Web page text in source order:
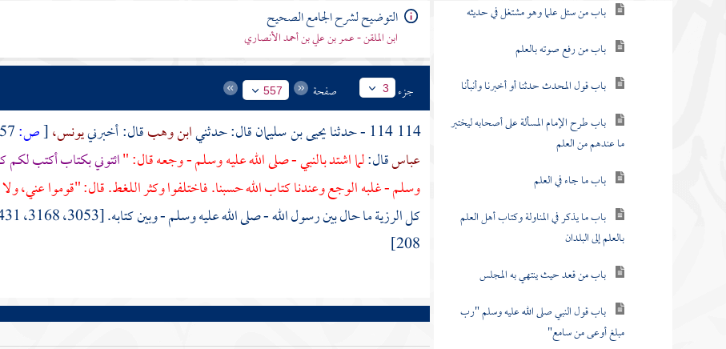
باب من سئل علما وهو مشتغل في حديثه
باب من رفع صوته بالعلم
باب قول المحدث حدثنا أو أخبرنا وأنبأنا
باب طرح الإمام المسألة على أصحابه ليختبر
ما عندهم من العلم
باب ما جاء في العلم
باب ما يذكر في المناولة وكتاب أهل العلم
بالعلم إلى البلدان
باب من قعد حيث ينتهي به المجلس
باب قول النبي صلى الله عليه وسلم "رب
مبلغ أوعى من سامع"
التوضيح لشرح الجامع الصحيح
ابن الملقن - عمر بن علي بن أحمد الأنصاري
جزء 3 صفحة 557
114 114 - حدثنا يحيى بن سليمانقال: حدثنيابن وهبقال: أخبرنييونس،[ص:
عباسقال:لما اشتد بالنبي - صلى الله عليه وسلم - وجعه قال: "ائتوني بكتاب أكتب لكم
وسلم - غلبه الوجع وعندنا كتاب الله حسبنا. فاختلفوا وكثر اللغط. قال: "قوموا عني،
208]